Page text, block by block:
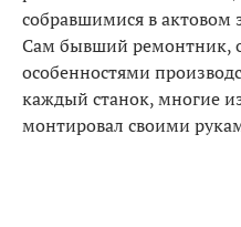
собравшимися в актовом
Сам бывший ремонтник,
особенностями
каждый станок, многие
монтировал своими